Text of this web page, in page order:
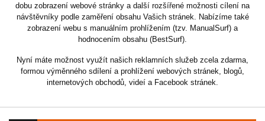
dobu zobrazení webové stránky a další rozšířené možnosti cílení na
návštěvníky podle zaměření obsahu Vašich stránek. Nabízíme také
zobrazení webu s manuálním prohlížením (tzv. ManualSurf) a
hodnocením obsahu (BestSurf).
Nyní máte možnost využít našich reklamních služeb zcela zdarma,
formou výměnného sdílení a prohlížení webových stránek, blogů,
internetových obchodů, videí a Facebook stránek.